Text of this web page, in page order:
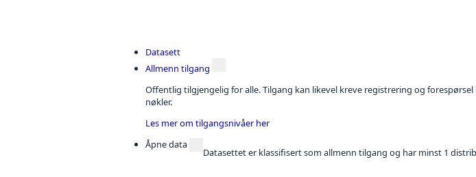
Datasett
Allmenn tilgang
Offentlig tilgjengelig for alle. Tilgang kan likevel kreve registrering og
nøkler.
Les mer om tilgangsnivåer her
Åpne data
Datasettet er klassifisert som allmenn tilgang og har minst 1